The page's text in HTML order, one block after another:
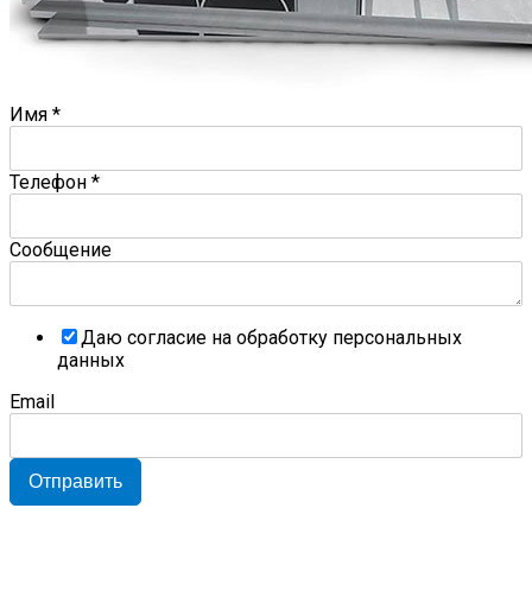
Имя *
Телефон *
Сообщение
Даю согласие на обработку персональных
данных
Email
Отправить